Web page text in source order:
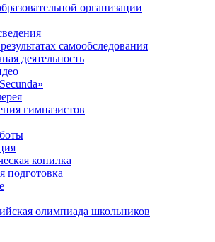
организации
самообследования
деятельность
гимназистов
копилка
подготовка
олимпиада школьников